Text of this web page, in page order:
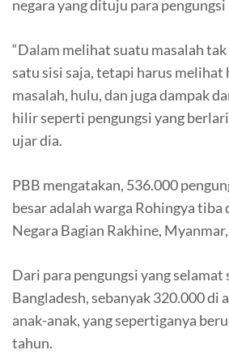
negara yang dituju para
“Dalam melihat suatu masalah
satu sisi saja, tetapi harus melihat
masalah, hulu, dan juga dampak
hilir seperti pengungsi yang berlari
ujar dia.
PBB mengatakan, 536.000
besar adalah warga Rohingya tiba
Negara Bagian Rakhine,
Dari para pengungsi yang selamat
Bangladesh, sebanyak 320.000 di
anak-anak, yang sepertiganya
tahun.